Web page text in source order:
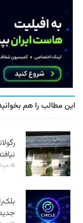
این مطالب را هم
۱۵ مرداد ۱۴۰۵